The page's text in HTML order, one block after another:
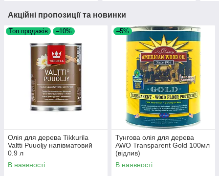
Акційні пропозиції та новинки
Топ продажів –10%
Олія для дерева Tikkurila
Valtti Puuoljy напівматовий
0.9 л
В наявності
–5%
Тунгова олія для дерева
AWO Transparent Gold 100мл
(відлив)
В наявності